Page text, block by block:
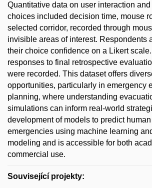
Quantitative data on user interaction
choices included decision time, mouse
selected corridor, recorded through
invisible areas of interest. Respondents
their choice confidence on a Likert
responses to final retrospective
were recorded. This dataset offers
opportunities, particularly in emergency
planning, where understanding
simulations can inform real-world
development of models to predict
emergencies using machine learning
modeling and is accessible for both
commercial use.
Související projekty: